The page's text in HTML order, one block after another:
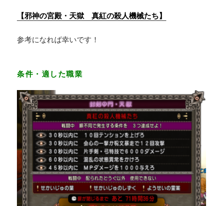
【邪神の宮殿・天獄 真紅の殺人機械たち】
参考になれば幸いです！
条件・適した職業